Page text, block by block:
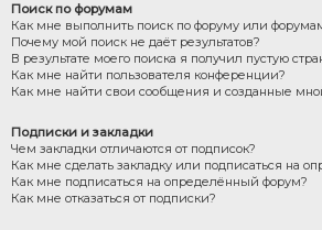
Поиск по форумам
Как мне выполнить поиск по форуму или
Почему мой поиск не даёт результатов?
В результате моего поиска я получил пустую
Как мне найти пользователя конференции?
Как мне найти свои сообщения и созданные
Подписки и закладки
Чем закладки отличаются от подписок?
Как мне сделать закладку или подписаться на
Как мне подписаться на определённый форум?
Как мне отказаться от подписки?